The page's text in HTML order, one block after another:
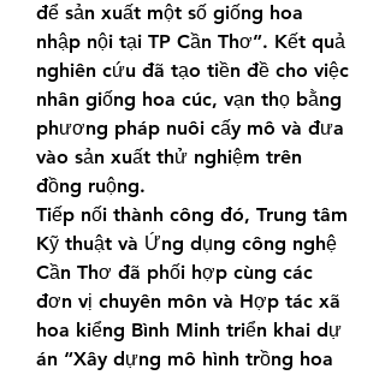
để sản xuất một số giống hoa
nhập nội tại TP Cần Thơ”. Kết quả
nghiên cứu đã tạo tiền đề cho việc
nhân giống hoa cúc, vạn thọ bằng
phương pháp nuôi cấy mô và đưa
vào sản xuất thử nghiệm trên
đồng ruộng.
Tiếp nối thành công đó, Trung tâm
Kỹ thuật và Ứng dụng công nghệ
Cần Thơ đã phối hợp cùng các
đơn vị chuyên môn và Hợp tác xã
hoa kiểng Bình Minh triển khai dự
án “Xây dựng mô hình trồng hoa